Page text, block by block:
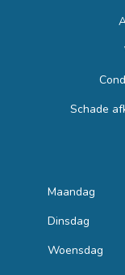
Schade
Maandag
Dinsdag
Woensdag